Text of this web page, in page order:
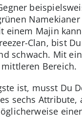
Majin
Clan, bist
schwach. Mit
Bereich.
ist, musst Du
sechs